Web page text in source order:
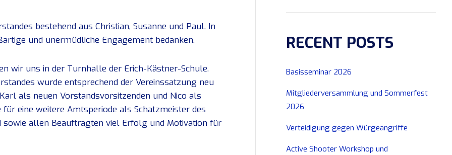
bestehend aus Christian, Susanne und Paul. In
und unermüdliche Engagement bedanken.
wir uns in der Turnhalle der Erich-Kästner-Schule.
wurde entsprechend der Vereinssatzung neu
als neuen Vorstandsvorsitzenden und Nico als
eine weitere Amtsperiode als Schatzmeister des
allen Beauftragten viel Erfolg und Motivation für
RECENT POSTS
Basisseminar 2026
Mitgliederversammlung und Sommerfest
2026
Verteidigung gegen Würgeangriffe
Active Shooter Workshop und